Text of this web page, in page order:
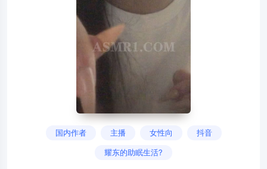
国内作者 主播 女性向 抖音
耀东的助眠生活?